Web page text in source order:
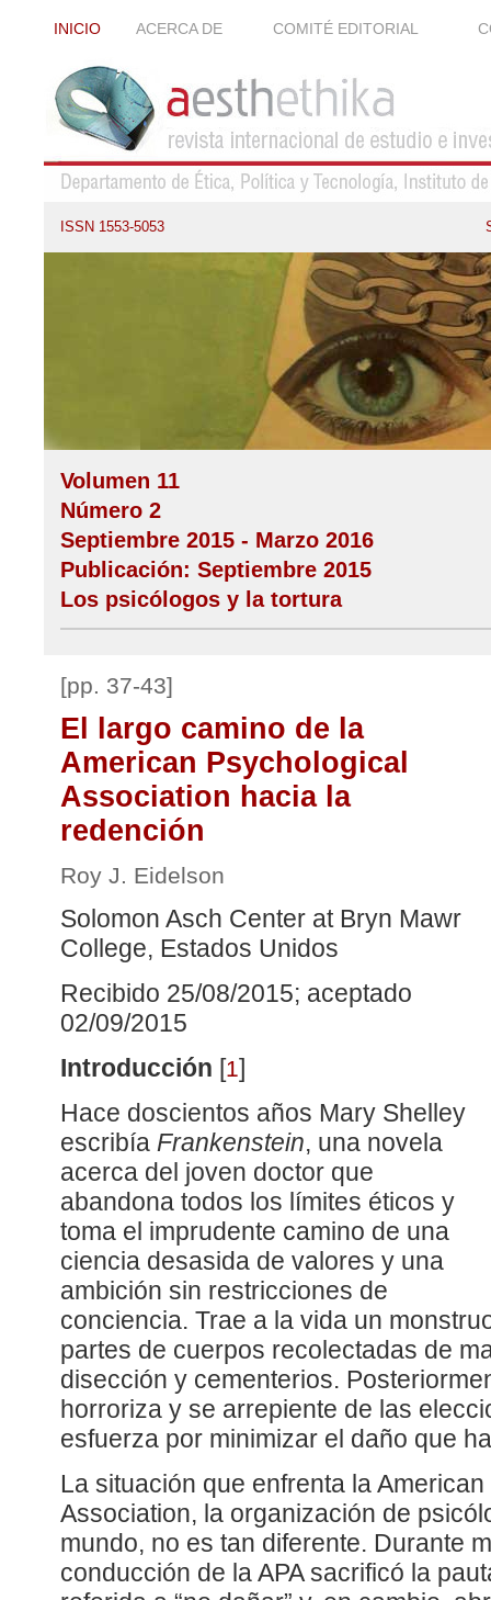
INICIO ACERCA DE COMITÉ EDITORIAL
ISSN 1553-5053
Volumen 11
Número 2
Septiembre 2015 - Marzo 2016
Publicación: Septiembre 2015
Los psicólogos y la tortura
[pp. 37-43]
El largo camino de la
American Psychological
Association hacia la
redención
Roy J. Eidelson
Solomon Asch Center at Bryn Mawr
College, Estados Unidos
Recibido 25/08/2015; aceptado
02/09/2015
Introducción [1]
Hace doscientos años Mary Shelley
escribía Frankenstein, una novela
acerca del joven doctor que
abandona todos los límites éticos y
toma el imprudente camino de una
ciencia desasida de valores y una
ambición sin restricciones de
conciencia. Trae a la vida un
partes de cuerpos recolectadas de
disección y cementerios.
horroriza y se arrepiente de las
esfuerza por minimizar el daño que
La situación que enfrenta la
Association, la organización de
mundo, no es tan diferente. Durante
conducción de la APA sacrificó la